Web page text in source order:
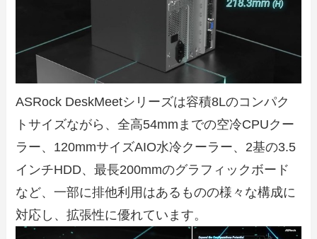
ASRock DeskMeetシリーズは容積8Lのコンパク
トサイズながら、全高54mmまでの空冷CPUクー
ラー、120mmサイズAIO水冷クーラー、2基の3.5
インチHDD、最長200mmのグラフィックボード
など、一部に排他利用はあるものの様々な構成に
対応し、拡張性に優れています。